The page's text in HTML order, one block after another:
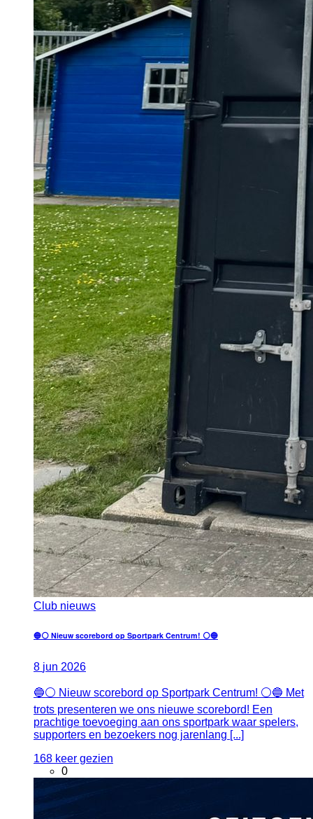
Club nieuws
🔵⚪ Nieuw scorebord op Sportpark Centrum! ⚪🔵
8 jun 2026
🔵⚪ Nieuw scorebord op Sportpark Centrum! ⚪🔵 Met
trots presenteren we ons nieuwe scorebord! Een
prachtige toevoeging aan ons sportpark waar spelers,
supporters en bezoekers nog jarenlang [...]
168 keer gezien
0